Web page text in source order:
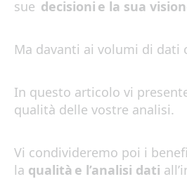
sue decisioni e la sua vision
Ma davanti ai volumi di dati
In questo articolo vi
qualità delle vostre analisi.
Vi condivideremo poi i
la qualità e l’analisi dati